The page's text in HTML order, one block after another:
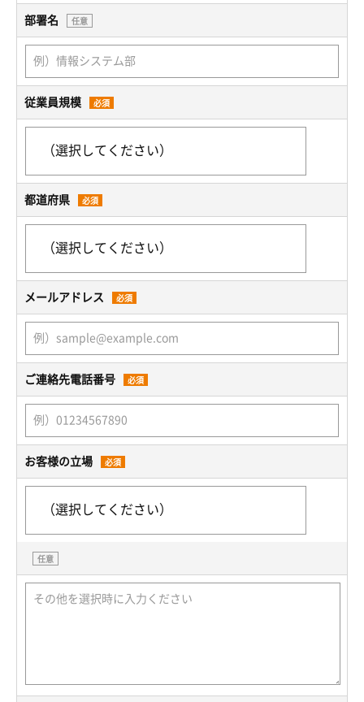
部署名 任意
従業員規模 必須
都道府県 必須
メールアドレス 必須
ご連絡先電話番号 必須
お客様の立場 必須
任意